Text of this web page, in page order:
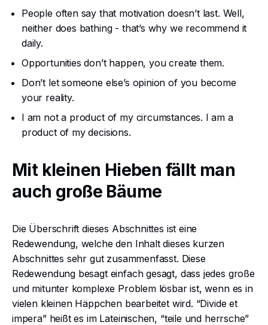
People often say that motivation doesn’t last. Well,
neither does bathing - that’s why we recommend it
daily.
Opportunities don’t happen, you create them.
Don’t let someone else’s opinion of you become
your reality.
I am not a product of my circumstances. I am a
product of my decisions.
Mit kleinen Hieben fällt man
auch große Bäume
Die Überschrift dieses Abschnittes ist eine
Redewendung, welche den Inhalt dieses kurzen
Abschnittes sehr gut zusammenfasst. Diese
Redewendung besagt einfach gesagt, dass jedes große
und mitunter komplexe Problem lösbar ist, wenn es in
vielen kleinen Häppchen bearbeitet wird. “Divide et
impera” heißt es im Lateinischen, “teile und herrsche”